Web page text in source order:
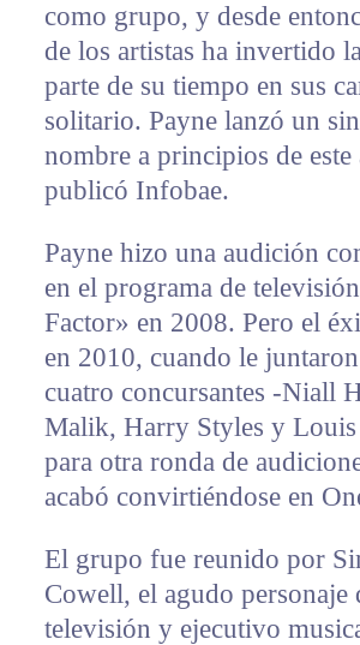
como grupo, y desde
de los artistas ha invertido
parte de su tiempo en sus
solitario. Payne lanzó un
nombre a principios de este
publicó Infobae.
Payne hizo una audición
en el programa de
Factor» en 2008. Pero el
en 2010, cuando le
cuatro concursantes -Niall
Malik, Harry Styles y
para otra ronda de
acabó convirtiéndose en
El grupo fue reunido por
Cowell, el agudo personaje
televisión y ejecutivo